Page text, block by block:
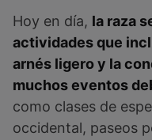
Hoy en día, la raza
actividades que
arnés ligero y la
muchos eventos
como clases de
occidental, paseos